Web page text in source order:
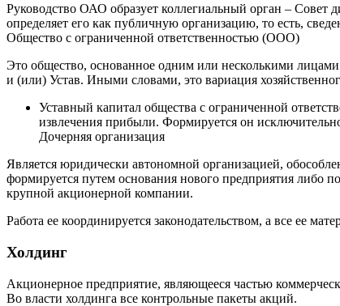
Руководство ОАО образует коллегиальный орган – Совет
определяет его как публичную организацию, то есть,
Общество с ограниченной ответственностью (ООО)
Это общество, основанное одним или несколькими
и (или) Устав. Иными словами, это вариация
Уставный капитал общества с ограниченной
извлечения прибыли. Формируется он
Дочерняя организация
Является юридически автономной организацией,
формируется путем основания нового предприятия либо
крупной акционерной компании.
Работа ее координируется законодательством, а все ее
Холдинг
Акционерное предприятие, являющееся частью
Во власти холдинга все контрольные пакеты акций.